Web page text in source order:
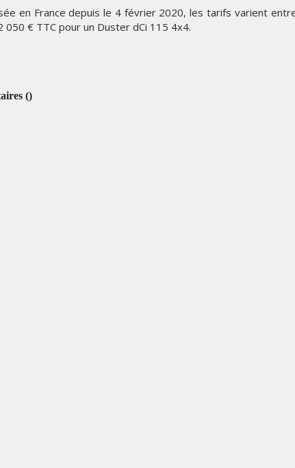
en France depuis le 4 février 2020, les tarifs varient
050 € TTC pour un Duster dCi 115 4x4.
()
MERCREDI 5 AOÛT 2026